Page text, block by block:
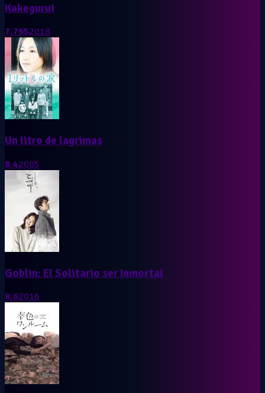
Kakegurui
7.7652018
Un litro de lagrimas
8.42005
Goblin: El Solitario ser Inmortal
8.62016